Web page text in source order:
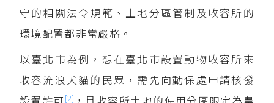
守的相關法令規範、土地分區管制及收容所的
環境配置都非常嚴格。
以臺北市為例，想在臺北市設置動物收容所來
收容流浪犬貓的民眾，需先向動保處申請核發
[2]